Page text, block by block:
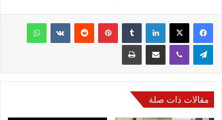
فيسبوك لينكدإن بينتيريست
مقالات ذات صلة